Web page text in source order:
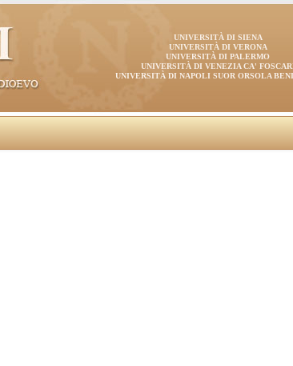
UNIVERSITÀ DI SIENA
UNIVERSITÀ DI VERONA
UNIVERSITÀ DI PALERMO
UNIVERSITÀ DI VENEZIA CA'
UNIVERSITÀ DI NAPOLI SUOR ORSOLA